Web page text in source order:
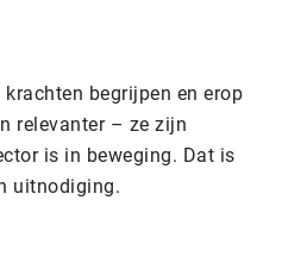
begrijpen en erop
relevanter – ze zijn
is in beweging. Dat is
uitnodiging.